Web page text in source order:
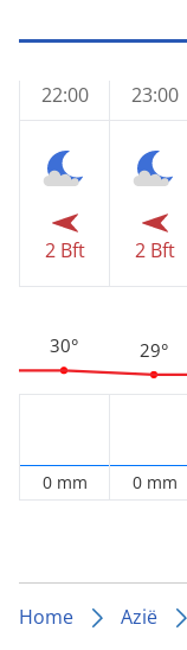
22:00
2 Bft
30°
0 mm
23:00
2 Bft
29°
0 mm
Home Azië